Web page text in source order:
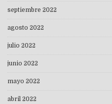
septiembre 2022
agosto 2022
julio 2022
junio 2022
mayo 2022
abril 2022